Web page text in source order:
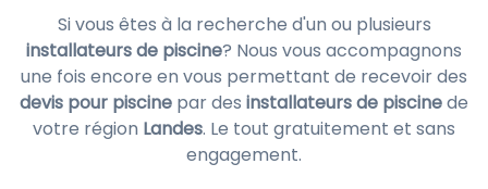
Si vous êtes à la recherche d'un ou plusieurs
installateurs de piscine? Nous vous accompagnons
une fois encore en vous permettant de recevoir des
devis pour piscine par des installateurs de piscinede
votre région Landes. Le tout gratuitement et sans
engagement.